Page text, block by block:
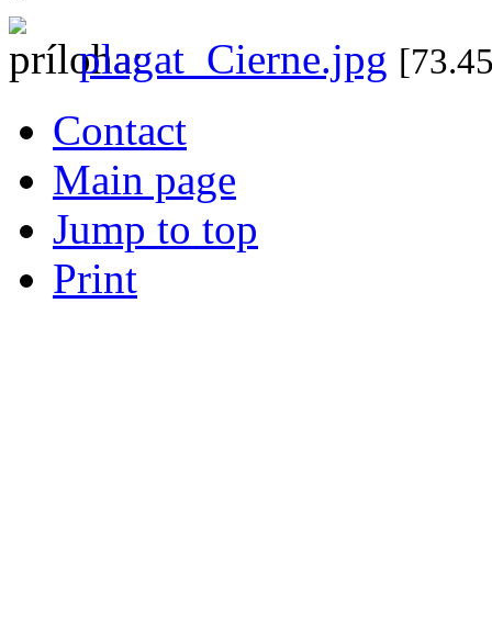
plagat_Cierne.jpg
Contact
Main page
Jump to top
Print